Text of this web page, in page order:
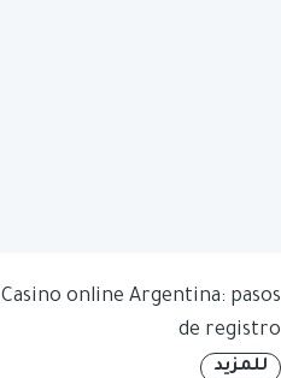
Casino online Argentina: pasos
de registro
للمزيد